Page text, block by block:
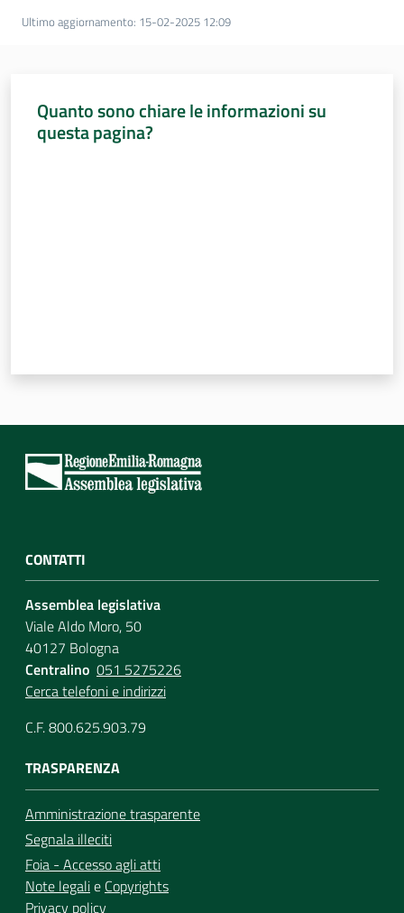
Ultimo aggiornamento: 15-02-2025 12:09
Quanto sono chiare le informazioni su
questa pagina?
CONTATTI
Assemblea legislativa
Viale Aldo Moro, 50
40127 Bologna
Centralino 051 5275226
Cerca telefoni e indirizzi
C.F. 800.625.903.79
TRASPARENZA
Amministrazione trasparente
Segnala illeciti
Foia - Accesso agli atti
Note legalie Copyrights
Privacy policy